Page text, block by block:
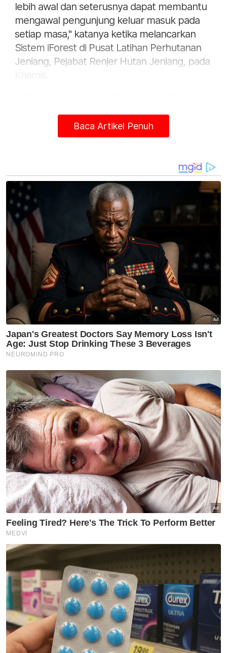
lebih awal dan seterusnya dapat membantu
mengawal pengunjung keluar masuk pada
setiap masa," katanya ketika melancarkan
Sistem iForest di Pusat Latihan Perhutanan
Jeniang, Pejabat Renjer Hutan Jeniang, pada
Beliau menjelaskan, melalui sistem
untuk mendapatkan permit dapat dilakukan
dengan cepat, cekap dan berkesan,
seterusnya dapat menjana dan
meningkatkan hasil kepada kerajaan negeri.
adalah sebagai satu medium atau platform
pemudah cara terbaik bukan sahaja buat
pengunjung malah kepada pihak jabatan bagi
memantau jumlah pengunjung yang berada
di sesebuah lokasi.
Dalam pada itu, katanya, sistem yang
dibangunkan itu adalah mesra pengguna dan
mematuhi kehendak Akta Perhutanan
Negara 1894 (Pindaan 1993) dan Kaedah-
Kaedah Hutan 1989 Negeri Kedah.
"Secara umumnya, objektif utama adalah
memastikan pelaporan maklumat lebih cepat
dan tepat, mengurangkan aduan dan
rungutan pengunjung semasa proses
permohonan sekali gus meningkatkan imej
baik kepada kerajaan negeri," katanya.
Beliau menjelaskan, iForest bakal dimasukkan
dalam sistem gerbang i-Bayaq yang telah
Baca Artikel Penuh